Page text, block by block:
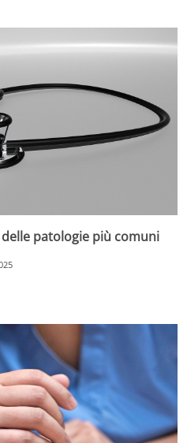
patologie più comuni